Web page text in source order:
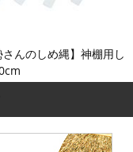
さんのしめ縄】神棚用し